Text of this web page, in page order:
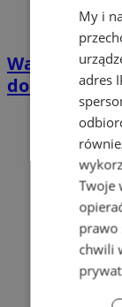
Wakacyjny
domkach
My i
adres
Twoje
prawo
chwili